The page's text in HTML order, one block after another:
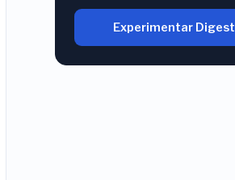
Experimentar Digest